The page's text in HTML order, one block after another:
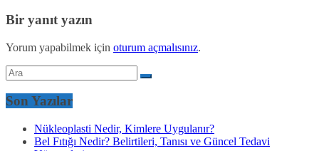
Bir yanıt yazın
Yorum yapabilmek için oturum açmalısınız.
Son Yazılar
Nükleoplasti Nedir, Kimlere Uygulanır?
Bel Fıtığı Nedir? Belirtileri, Tanısı ve Güncel Tedavi